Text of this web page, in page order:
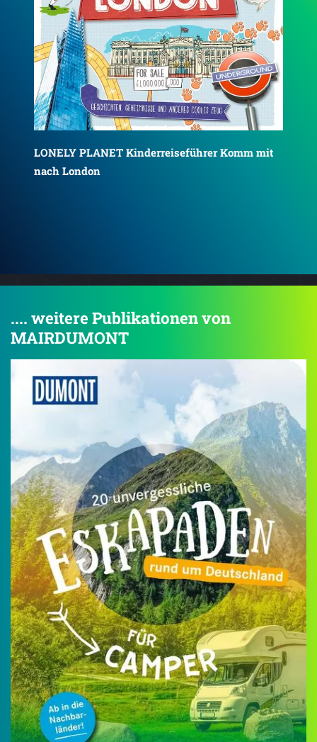
LONELY PLANET Kinderreiseführer Komm mit
nach Paris
.... weitere Publikationen von
MAIRDUMONT